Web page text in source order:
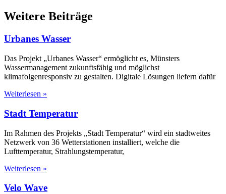
Weitere Beiträge
Urbanes Wasser
Das Projekt „Urbanes Wasser“ ermöglicht es, Münsters
Wassermanagement zukunftsfähig und möglichst
klimafolgenresponsiv zu gestalten. Digitale Lösungen liefern dafür
Weiterlesen »
Stadt Temperatur
Im Rahmen des Projekts „Stadt Temperatur“ wird ein stadtweites
Netzwerk von 36 Wetterstationen installiert, welche die
Lufttemperatur, Strahlungstemperatur,
Weiterlesen »
Velo Wave